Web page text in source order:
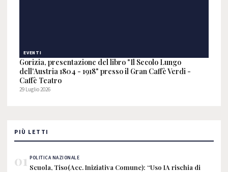
EVENTI
Gorizia, presentazione del libro "Il Secolo Lungo
dell'Austria 1804 - 1918" presso il Gran Caffè Verdi -
Caffè Teatro
29 Luglio 2026
PIÙ LETTI
01 POLITICA NAZIONALE
Scuola, Tiso(Acc. Iniziativa Comune): “Uso IA rischia di